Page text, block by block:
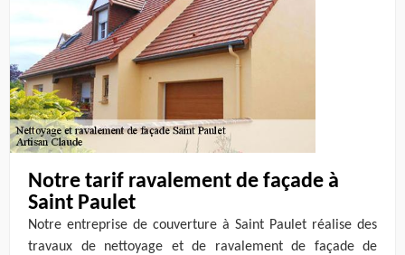
Notre tarif ravalement de façade à
Saint Paulet
Notre entreprise de couverture à Saint Paulet réalise des
travaux de nettoyage et de ravalement de façade de